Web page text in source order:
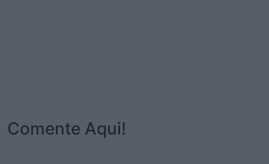
Comente Aqui!